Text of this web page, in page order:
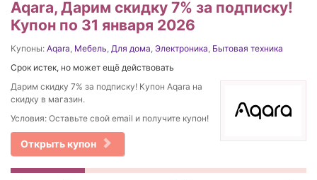
Aqara, Дарим скидку 7% за подписку!
Купон по 31 января 2026
Купоны: Aqara, Мебель, Для дома, Электроника, Бытовая техника
Срок истек, но может ещё действовать
Дарим скидку 7% за подписку! Купон Aqara на
скидку в магазин.
Условия: Оставьте свой email и получите купон!
Открыть купон